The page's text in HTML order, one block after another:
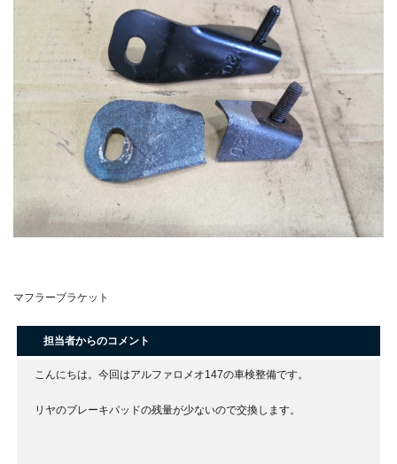
マフラーブラケット
担当者からのコメント
こんにちは。今回はアルファロメオ147の車検整備です。
リヤのブレーキパッドの残量が少ないので交換します。